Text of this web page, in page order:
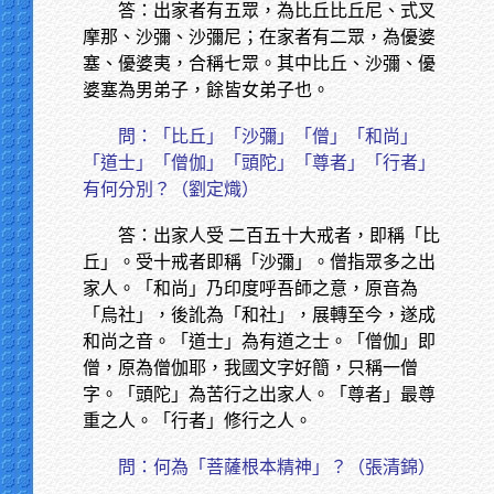
答：出家者有五眾，為比丘比丘尼、式叉
摩那、沙彌、沙彌尼；在家者有二眾，為優婆
塞、優婆夷，合稱七眾。其中比丘、沙彌、優
婆塞為男弟子，餘皆女弟子也。
問：「比丘」「沙彌」「僧」「和尚」
「道士」「僧伽」「頭陀」「尊者」「行者」
有何分別？（劉定熾）
答：出家人受 二百五十大戒者，即稱「比
丘」。受十戒者即稱「沙彌」。僧指眾多之出
家人。「和尚」乃印度呼吾師之意，原音為
「烏社」，後訛為「和社」，展轉至今，遂成
和尚之音。「道士」為有道之士。「僧伽」即
僧，原為僧伽耶，我國文字好簡，只稱一僧
字。「頭陀」為苦行之出家人。「尊者」最尊
重之人。「行者」修行之人。
問：何為「菩薩根本精神」？（張清錦）